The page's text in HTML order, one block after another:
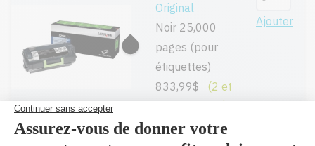
Original
Noir 25,000
pages (pour
étiquettes)
833,99$
(2 et
Ajouter
52D1000 -